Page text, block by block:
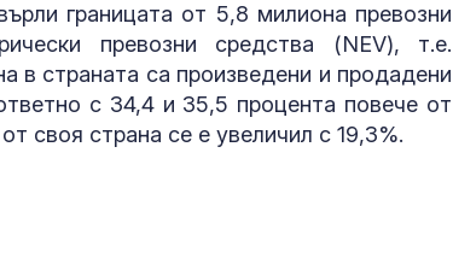
границата от 5,8 милиона превозни
превозни средства (NEV), т.е.
в страната са произведени и продадени
с 34,4 и 35,5 процента повече от
своя страна се е увеличил с 19,3%.
на руската военна
промишленост
Около 100 души са
загинали при